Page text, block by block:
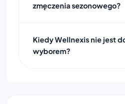
zmęczenia sezonowego?
Kiedy Wellnexis nie jest
wyborem?